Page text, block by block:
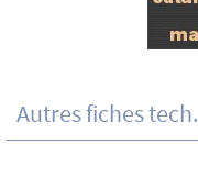
Autres fiches tech.